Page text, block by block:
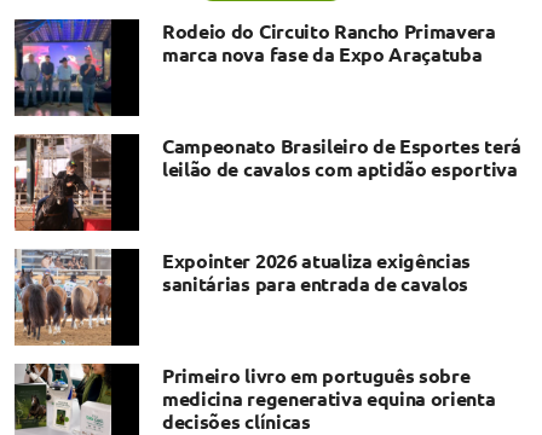
Rodeio do Circuito Rancho Primavera
marca nova fase da Expo Araçatuba
Campeonato Brasileiro de Esportes terá
leilão de cavalos com aptidão esportiva
Expointer 2026 atualiza exigências
sanitárias para entrada de cavalos
Primeiro livro em português sobre
medicina regenerativa equina orienta
decisões clínicas